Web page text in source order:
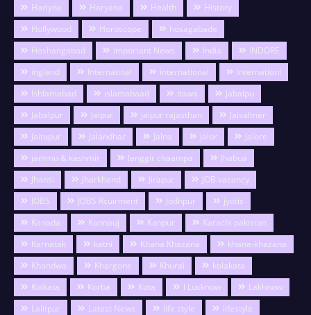
Hariyna
Haryana Health
History
Hollywood
Horoscope
hosagabade
Hoshangabad
Important News India
INDORE
ingland
Internatinal international
Internationl
Ishlamabad
islamabaad Itawa
Jabalpu
Jabalpur
Jaipur jaipur rajasthan
Jaisalmer
Jaitupur
Jalandhar Jalna jalor
Jalore
jammu & kashmir
Janggir chaampa
Jhabua
Jhansi
Jharkhand Jirapur
JOB vacancy
JOBS
JOBS Rcuirment Jodhpur
jyotis
Kanada
Kannauj Kanpur
Karachi pakistan
Karnatak
katni Khana Khazana
khana-khazana
Khandwa
Khargone Khurai
kolakata
Kolkata
Korba Kota l Lucknow
Lakhnow
Lalitpur
Latest News life style
lifestyle